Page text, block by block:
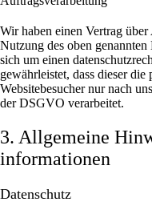
Wir haben einen Vertrag
Nutzung des oben
sich um einen
gewährleistet, dass dieser die
Websitebesucher nur nach
der DSGVO verarbeitet.
3. Allgemeine
informationen
Datenschutz